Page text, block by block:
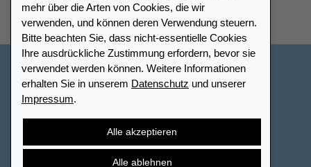
Meinen Leuchtturm Händler finden
mehr über die Arten von Cookies, die wir
verwenden, und können deren Verwendung steuern.
Bitte beachten Sie, dass nicht-essentielle Cookies
Ihre ausdrückliche Zustimmung erfordern, bevor sie
verwendet werden können. Weitere Informationen
erhalten Sie in unserem Datenschutz und unserer
Impressum.
Alle akzeptieren
Alle ablehnen
Deutschland
Cookie-Einstellungen
Widerrufsbelehrung Vertrag widerrufen